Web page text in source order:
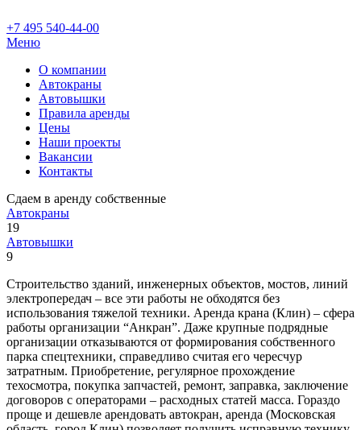
+7 495 540-44-00
Меню
О компании
Автокраны
Автовышки
Правила аренды
Цены
Наши проекты
Вакансии
Контакты
Сдаем в аренду собственные
Автокраны
19
Автовышки
9
Строительство зданий, инженерных объектов, мостов, линий
электропередач – все эти работы не обходятся без
использования тяжелой техники. Аренда крана (Клин) – сфера
работы организации “Анкран”. Даже крупные подрядные
организации отказываются от формирования собственного
парка спецтехники, справедливо считая его чересчур
затратным. Приобретение, регулярное прохождение
техосмотра, покупка запчастей, ремонт, заправка, заключение
договоров с операторами – расходных статей масса. Гораздо
проще и дешевле арендовать автокран, аренда (Московская